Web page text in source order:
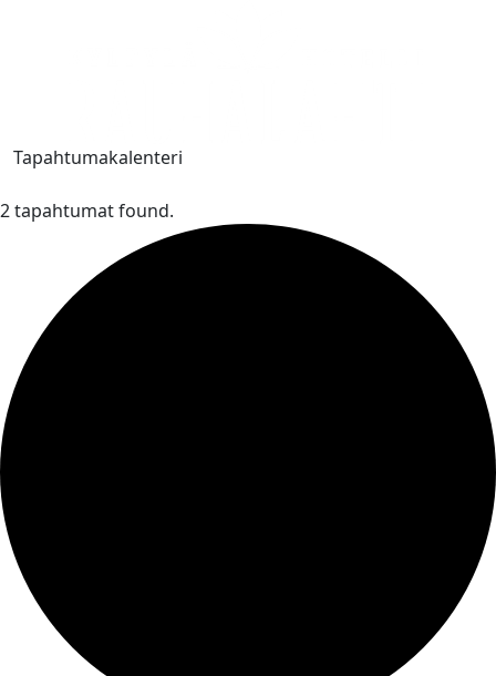
Tapahtumakalenteri
2 tapahtumat found.